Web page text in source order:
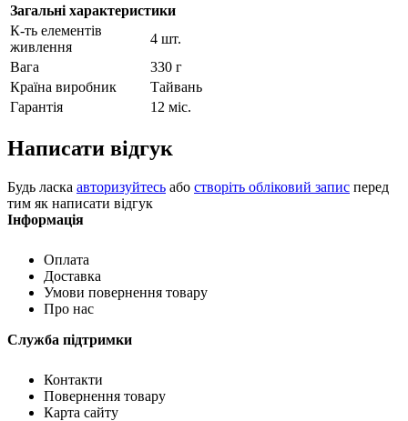
Загальні характеристики
К-ть елементів
живлення
4 шт.
Вага
330 г
Країна виробник
Тайвань
Гарантія
12 міс.
Написати відгук
Будь ласка авторизуйтесь або створіть обліковий запис перед
тим як написати відгук
Інформація
Оплата
Доставка
Умови повернення товару
Про нас
Служба підтримки
Контакти
Повернення товару
Карта сайту